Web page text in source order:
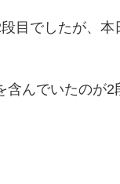
目でしたが、本
含んでいたのが2